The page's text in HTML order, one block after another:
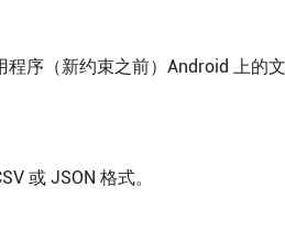
序（新约束之前）Android 上的文
或 JSON 格式。